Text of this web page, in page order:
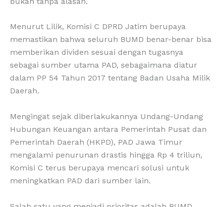
Menurut Lilik, Komisi C DPRD Jatim berupaya
memastikan bahwa seluruh BUMD benar-benar bisa
memberikan dividen sesuai dengan tugasnya
sebagai sumber utama PAD, sebagaimana diatur
dalam PP 54 Tahun 2017 tentang Badan Usaha Milik
Daerah.
Mengingat sejak diberlakukannya Undang-Undang
Hubungan Keuangan antara Pemerintah Pusat dan
Pemerintah Daerah (HKPD), PAD Jawa Timur
mengalami penurunan drastis hingga Rp 4 triliun,
Komisi C terus berupaya mencari solusi untuk
meningkatkan PAD dari sumber lain.